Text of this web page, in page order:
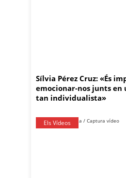
Sílvia Pérez Cruz: «És
emocionar-nos junts en
tan individualista»
Els Vídeos